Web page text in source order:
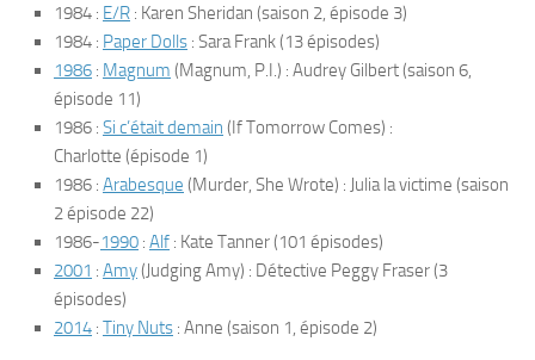
1984 : E/R : Karen Sheridan (saison 2, épisode 3)
1984 : Paper Dolls : Sara Frank(13 épisodes)
1986 : Magnum (Magnum, P.I.) : Audrey Gilbert(saison 6,
épisode 11)
1986 : Si c’était demain (If Tomorrow Comes) :
Charlotte (épisode 1)
1986 : Arabesque (Murder, She Wrote) : Julia la victime (saison
2 épisode 22)
1986-1990 : Alf : Kate Tanner(101 épisodes)
2001 : Amy(Judging Amy) : Détective Peggy Fraser(3
épisodes)
2014 : Tiny Nuts : Anne (saison 1, épisode 2)